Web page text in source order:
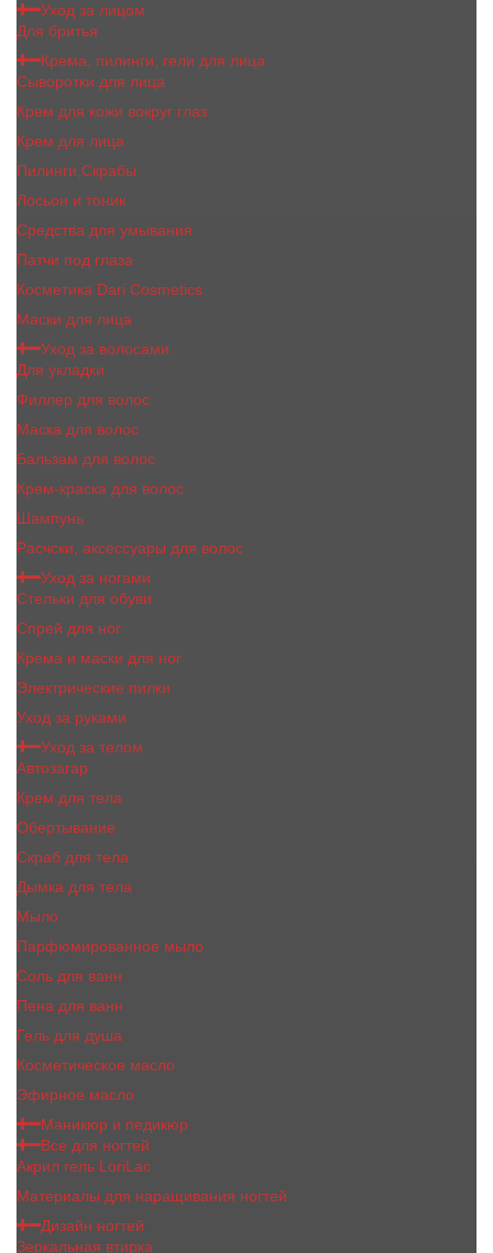
Уход за лицом
Для бритья
Крема, пилинги, гели для лица
Сыворотки для лица
Крем для кожи вокруг глаз
Крем для лица
Пилинги,Скрабы
Лосьон и тоник
Средства для умывания
Патчи под глаза
Косметика Dari Cosmetics
Маски для лица
Уход за волосами
Для укладки
Филлер для волос
Маска для волос
Бальзам для волос
Крем-краска для волос
Шампунь
Расчски, аксессуары для волос
Уход за ногами
Стельки для обуви
Спрей для ног
Крема и маски для ног
Электрические пилки
Уход за руками
Уход за телом
Автозагар
Крем для тела
Обертывание
Скраб для тела
Дымка для тела
Мыло
Парфюмированное мыло
Соль для ванн
Пена для ванн
Гель для душа
Косметическое масло
Эфирное масло
Маникюр и педикюр
Все для ногтей
Акрил гель LoriLac
Материалы для наращивания ногтей
Дизайн ногтей
Зеркальная втирка